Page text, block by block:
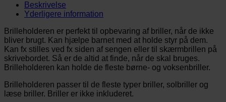
Beskrivelse
Yderligere information
Brilleholderen er perfekt til opbevaring af briller, når de ikke
bliver brugt. Kan hjælpe barnet med at holde styr på dem.
Kan fx stilles ved fx siden af sengen eller til skærmbrillen på
skrivebordet. Så er de altid at finde, når de skal bruges.
Brilleholderen kan holde de fleste børne- og voksenbriller.
Brilleholderen passer til de fleste typer briller, solbriller og
læse briller. Briller er ikke inkluderet.